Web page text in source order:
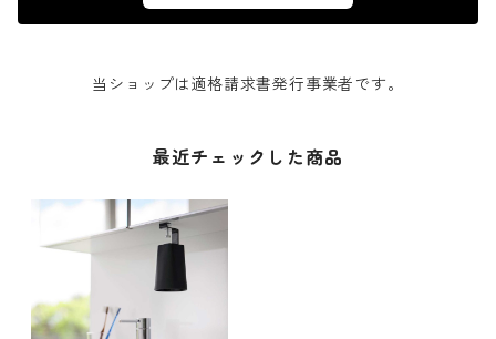
当ショップは適格請求書発行事業者です。
最近チェックした商品